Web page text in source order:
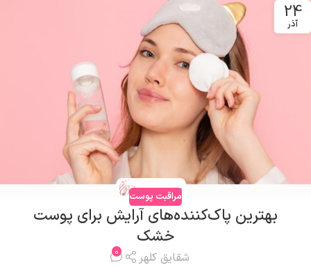
24
آذر
مراقبت پوست
بهترین پاک‌کننده‌های آرایش برای پوست
خشک
شقایق کلهر 0